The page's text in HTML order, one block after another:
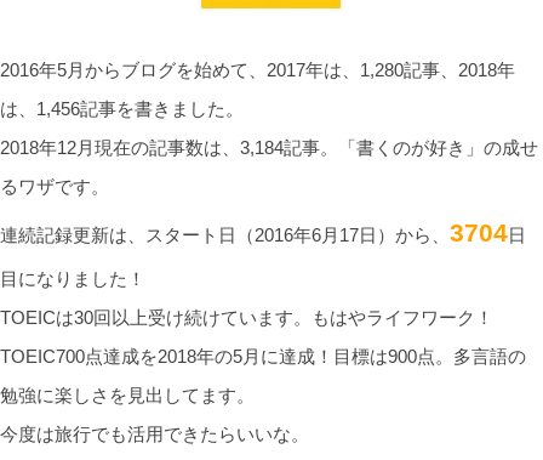
2016年5月からブログを始めて、2017年は、1,280記事、2018年
は、1,456記事を書きました。
2018年12月現在の記事数は、3,184記事。「書くのが好き」の成せ
るワザです。
連続記録更新は、スタート日（2016年6月17日）から、 3704日
目になりました！
TOEICは30回以上受け続けています。もはやライフワーク！
TOEIC700点達成を2018年の5月に達成！目標は900点。多言語の
勉強に楽しさを見出してます。
今度は旅行でも活用できたらいいな。